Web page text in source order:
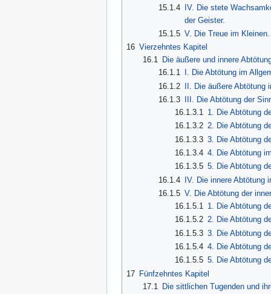
15.1.4
IV. Die stete
der Geister.
15.1.5 V. Die Treue im Kleinen.
16 Vierzehntes Kapitel
16.1
Die äußere und innere
16.1.1
I. Die Abtötung im
16.1.2
II. Die äußere Abtötung
16.1.3
III. Die Abtötung der
16.1.3.1 1. Die Abtötung
16.1.3.2 2. Die Abtötung
16.1.3.3 3. Die Abtötung
16.1.3.4 4. Die Abtötung
16.1.3.5 5. Die Abtötung
16.1.4 IV. Die innere Abtötung
16.1.5 V. Die Abtötung der
16.1.5.1 1. Die Abtötung
16.1.5.2 2. Die Abtötung
16.1.5.3 3. Die Abtötung
16.1.5.4 4. Die Abtötung
16.1.5.5 5. Die Abtötung
17 Fünfzehntes Kapitel
17.1
Die sittlichen Tugenden und